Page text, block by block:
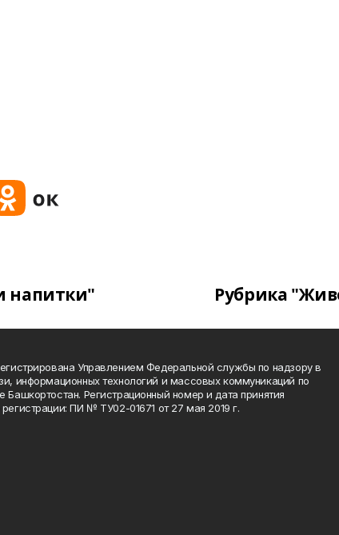
напитки" Рубрика
Управлением Федеральной службы по надзору в
информационных технологий и массовых коммуникаций по
Башкортостан. Регистрационный номер и дата принятия
ПИ № ТУ02-01671 от 27 мая 2019 г.